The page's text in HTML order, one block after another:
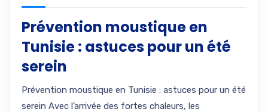
Prévention moustique en
Tunisie : astuces pour un été
serein
Prévention moustique en Tunisie : astuces pour un été
serein Avec l’arrivée des fortes chaleurs, les